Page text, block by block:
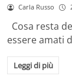
Carla Russo
Cosa resta
essere amati
Leggi di più